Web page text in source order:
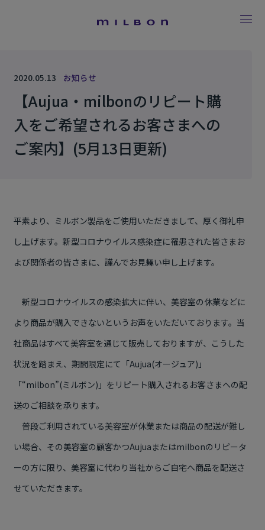
2020.05.13 お知らせ
【Aujua・milbonのリピート購
入をご希望されるお客さまへの
ご案内】(5月13日更新)
平素より、ミルボン製品をご使用いただきまして、厚く御礼申
し上げます。新型コロナウイルス感染症に罹患された皆さまお
よび関係者の皆さまに、謹んでお見舞い申し上げます。
新型コロナウイルスの感染拡大に伴い、美容室の休業などに
より商品が購入できないというお声をいただいております。当
社商品はすべて美容室を通じて販売しておりますが、こうした
状況を踏まえ、期間限定にて「Aujua(オージュア)」
「“milbon”(ミルボン)」をリピート購入されるお客さまへの配
送のご相談を承ります。
普段ご利用されている美容室が休業または商品の配送が難し
い場合、その美容室の顧客かつAujuaまたはmilbonのリピータ
ーの方に限り、美容室に代わり当社からご自宅へ商品を配送さ
せていただきます。